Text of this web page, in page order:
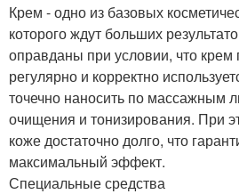
Крем - одно из базовых
которого ждут больших
оправданы при условии, что
регулярно и корректно
точечно наносить по массажным
очищения и тонизирования. При
коже достаточно долго, что
максимальный эффект.
Специальные средства